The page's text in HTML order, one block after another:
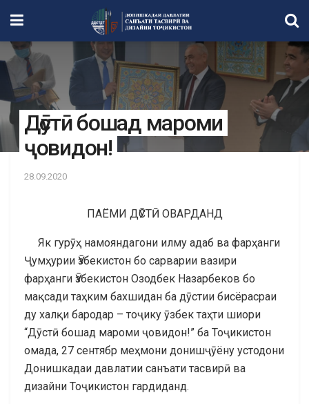
Дӯстӣ бошад мароми
ҷовидон!
28.09.2020
ПАЁМИ ДӮСТӢ ОВАРДАНД
Як гурӯҳ намояндагони илму адаб ва фарҳанги
Ҷумҳурии Ӯзбекистон бо сарварии вазири
фарҳанги Ӯзбекистон Озодбек Назарбеков бо
мақсади таҳким бахшидан ба дӯстии бисёрасраи
ду халқи бародар – тоҷику ӯзбек таҳти шиори
“Дӯстӣ бошад мароми ҷовидон!” ба Тоҷикистон
омада, 27 сентябр меҳмони донишҷӯёну устодони
Донишкадаи давлатии санъати тасвирӣ ва
дизайни Тоҷикистон гардиданд.